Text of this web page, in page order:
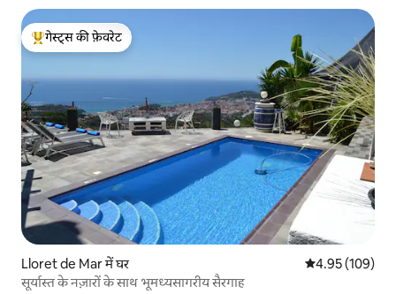
गेस्ट्स का टॉप फ़ेवरेट
गेस्ट्स की फ़ेवरेट
Lloret de Mar में घर औसत रेटिंग 5 में से
4.95 (109)
सूर्यास्त के नज़ारों के साथ भूमध्यसागरीय सैरगाह